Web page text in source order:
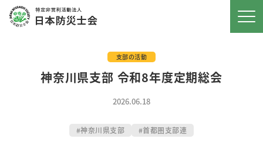
支部の活動
神奈川県支部 令和8年度定期総会
2026.06.18
神奈川県支部 首都圏支部連